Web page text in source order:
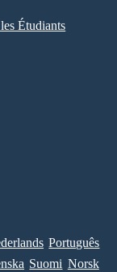
Étudiants
Português
Suomi Norsk